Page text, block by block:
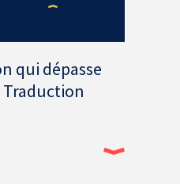
qui dépasse
Traduction